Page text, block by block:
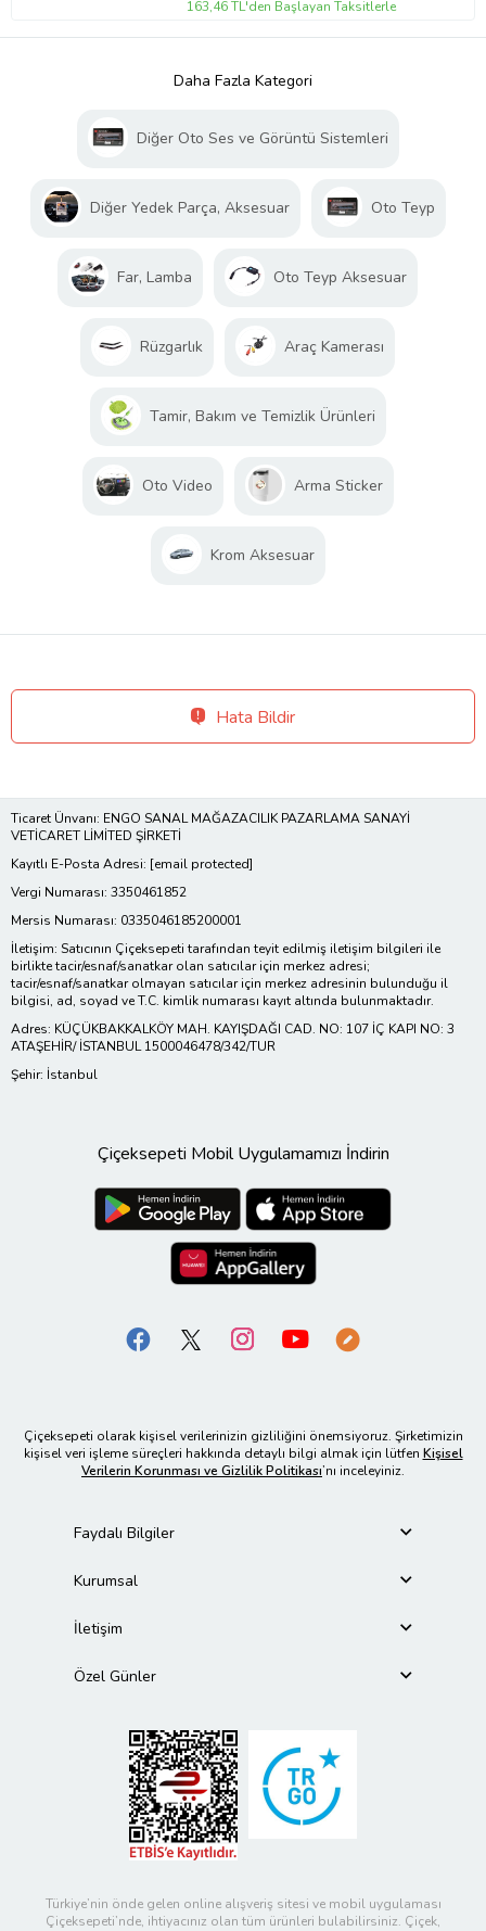
163,46 TL'den Başlayan Taksitlerle
Daha Fazla Kategori
Diğer Oto Ses ve Görüntü Sistemleri
Diğer Yedek Parça, Aksesuar Oto Teyp
Far, Lamba Oto Teyp Aksesuar
Rüzgarlık Araç Kamerası
Tamir, Bakım ve Temizlik Ürünleri
Oto Video Arma Sticker
Krom Aksesuar
Hata Bildir
Ticaret Ünvanı: ENGO SANAL MAĞAZACILIK PAZARLAMA SANAYİ
VETİCARET LİMİTED ŞİRKETİ
Kayıtlı E-Posta Adresi: [email protected]
Vergi Numarası: 3350461852
Mersis Numarası: 0335046185200001
İletişim: Satıcının Çiçeksepeti tarafından teyit edilmiş iletişim bilgileri ile
birlikte tacir/esnaf/sanatkar olan satıcılar için merkez adresi;
tacir/esnaf/sanatkar olmayan satıcılar için merkez adresinin bulunduğu il
bilgisi, ad, soyad ve T.C. kimlik numarası kayıt altında bulunmaktadır.
Adres: KÜÇÜKBAKKALKÖY MAH. KAYIŞDAĞI CAD. NO: 107 İÇ KAPI NO: 3
ATAŞEHİR/ İSTANBUL 1500046478/342/TUR
Şehir: İstanbul
Çiçeksepeti Mobil Uygulamamızı İndirin
Çiçeksepeti olarak kişisel verilerinizin gizliliğini önemsiyoruz. Şirketimizin
kişisel veri işleme süreçleri hakkında detaylı bilgi almak için lütfen Kişisel
Verilerin Korunması ve Gizlilik Politikası’nı inceleyiniz.
Faydalı Bilgiler
Kurumsal
İletişim
Özel Günler
Türkiye’nin önde gelen online alışveriş sitesi ve mobil uygulaması
Çiçeksepeti’nde, ihtiyacınız olan tüm ürünleri bulabilirsiniz. Çiçek,